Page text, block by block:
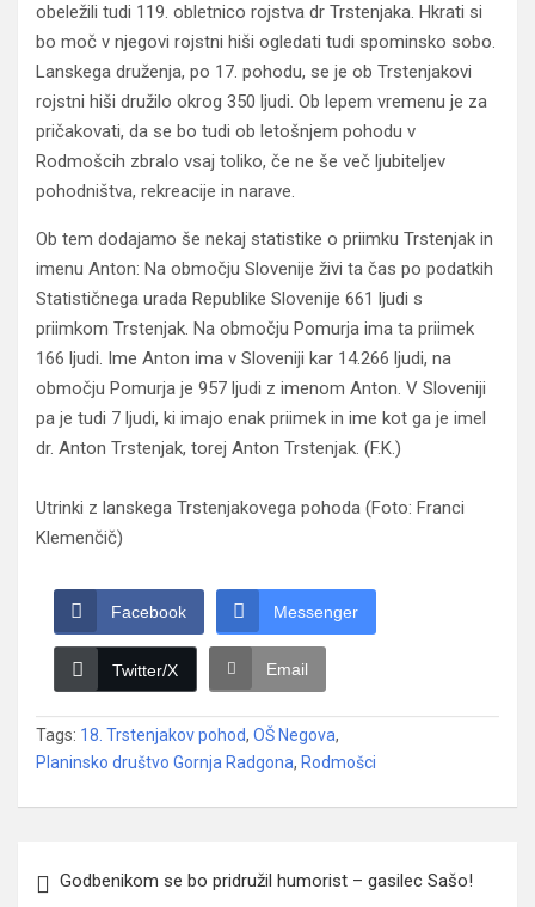
obeležili tudi 119. obletnico rojstva dr Trstenjaka. Hkrati si
bo moč v njegovi rojstni hiši ogledati tudi spominsko sobo.
Lanskega druženja, po 17. pohodu, se je ob Trstenjakovi
rojstni hiši družilo okrog 350 ljudi. Ob lepem vremenu je za
pričakovati, da se bo tudi ob letošnjem pohodu v
Rodmošcih zbralo vsaj toliko, če ne še več ljubiteljev
pohodništva, rekreacije in narave.
Ob tem dodajamo še nekaj statistike o priimku Trstenjak in
imenu Anton: Na območju Slovenije živi ta čas po podatkih
Statističnega urada Republike Slovenije 661 ljudi s
priimkom Trstenjak. Na območju Pomurja ima ta priimek
166 ljudi. Ime Anton ima v Sloveniji kar 14.266 ljudi, na
območju Pomurja je 957 ljudi z imenom Anton. V Sloveniji
pa je tudi 7 ljudi, ki imajo enak priimek in ime kot ga je imel
dr. Anton Trstenjak, torej Anton Trstenjak. (F.K.)
Utrinki z lanskega Trstenjakovega pohoda (Foto: Franci
Klemenčič)
Facebook Messenger
Twitter/X Email
Tags: 18. Trstenjakov pohod, OŠ Negova,
Planinsko društvo Gornja Radgona, Rodmošci
prispevka
Godbenikom se bo pridružil humorist – gasilec Sašo!